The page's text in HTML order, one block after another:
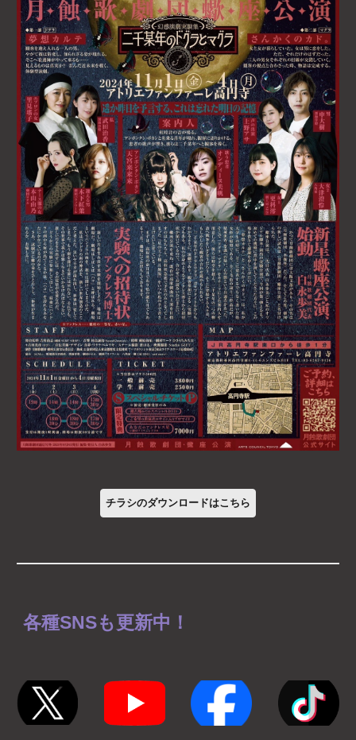
チラシのダウンロードはこちら
各種SNSも更新中！